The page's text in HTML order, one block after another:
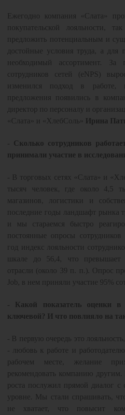
Ежегодно компания «Слата»
покупательской лояльности,
предложить потенциальным и
достойные условия труда, а для
необходимый ассортимент. За
сотрудников сетей (eNPS)
изменился подход в работе,
предложения появились в
директор по персоналу и
«Слата» и «ХлебСоль» Ирина
- Сколько сотрудников
принимали участие в
- В торговых сетях «Слата» и
тысяч человек, где около 4,5
магазинов, логистики и
последние годы ландшафт рынка
и мы стараемся быстро
постоянные опросы
год индекс лояльности
шкале до 56,4, что превышает
отрасли (около 39 п. п.). Опрос
Job, в нем приняли участие 95%
- Какой показатель оценки в
ключевой? И что повлияло на
- В первую очередь это
- любовь к работе и
рабочем месте, желание
рекомендовать компанию
роста послужил прямой диалог с
уровне. Мы стали спрашивать,
не хватает, что повысит